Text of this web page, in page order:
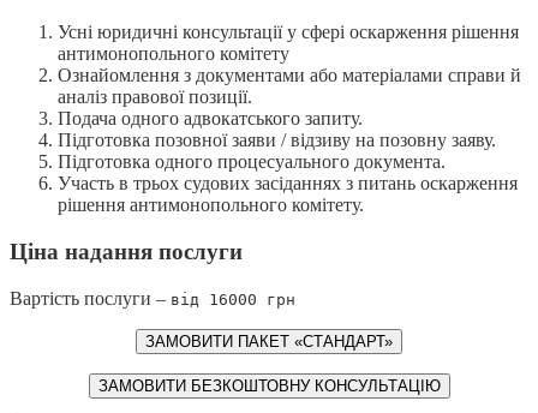
Усні юридичні консультації у сфері оскарження рішення
антимонопольного комітету
Ознайомлення з документами або матеріалами справи й
аналіз правової позиції.
Подача одного адвокатського запиту.
Підготовка позовної заяви / відзиву на позовну заяву.
Підготовка одного процесуального документа.
Участь в трьох судових засіданнях з питань оскарження
рішення антимонопольного комітету.
Ціна надання послуги
Вартість послуги – від 16000 грн
ЗАМОВИТИ ПАКЕТ «СТАНДАРТ»
ЗАМОВИТИ БЕЗКОШТОВНУ КОНСУЛЬТАЦІЮ